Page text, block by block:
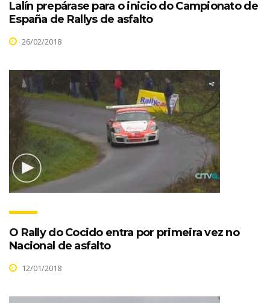
Lalín prepárase para o inicio do Campionato de
España de Rallys de asfalto
26/02/2018
O Rally do Cocido entra por primeira vez no
Nacional de asfalto
12/01/2018